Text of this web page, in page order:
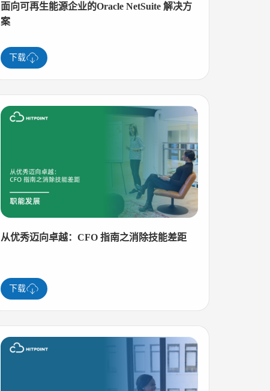
面向可再生能源企业的Oracle NetSuite 解决方
案
下载
从优秀迈向卓越：CFO 指南之消除技能差距
下载
400-033-9909
申请试用
立即申请